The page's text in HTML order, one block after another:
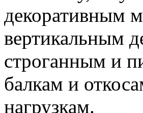
декоративным
вертикальным
строганным и
балкам и
нагрузкам.